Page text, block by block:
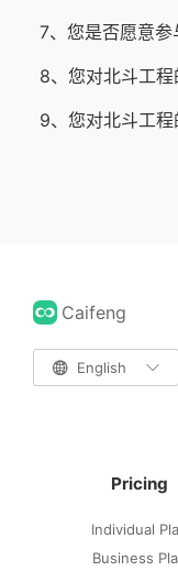
7、您是否愿意参
8、您对北斗工程
9、您对北斗工程
Caifeng
 English 
Pricing
Individual
Business